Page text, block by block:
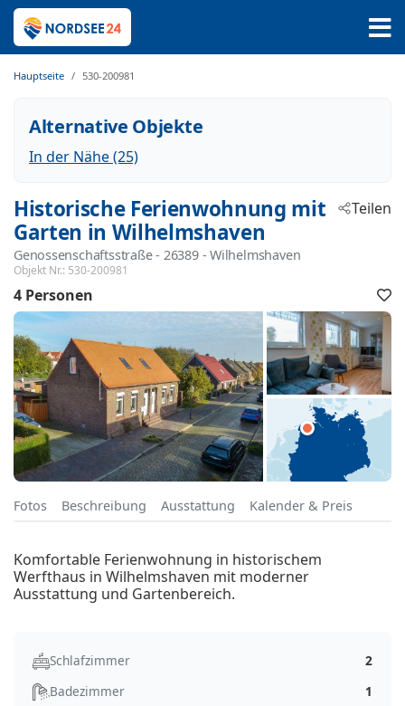
Hauptseite 530-200981
Alternative Objekte
In der Nähe (25)
Historische Ferienwohnung mit
Garten in Wilhelmshaven
Genossenschaftsstraße - 26389 - Wilhelmshaven
Objekt Nr.: 530-200981
Teilen
4 Personen
Fotos Beschreibung Ausstattung Kalender & Preis
Komfortable Ferienwohnung in historischem
Werfthaus in Wilhelmshaven mit moderner
Ausstattung und Gartenbereich.
Schlafzimmer
2
Badezimmer
1